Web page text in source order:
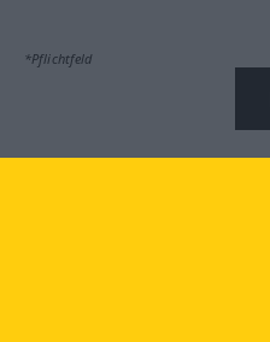
*Pflichtfeld